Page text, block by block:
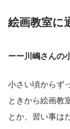
絵画教室に
ーー川嶋さんの
小さい頃からず
ときから絵画教
とか、習い事は